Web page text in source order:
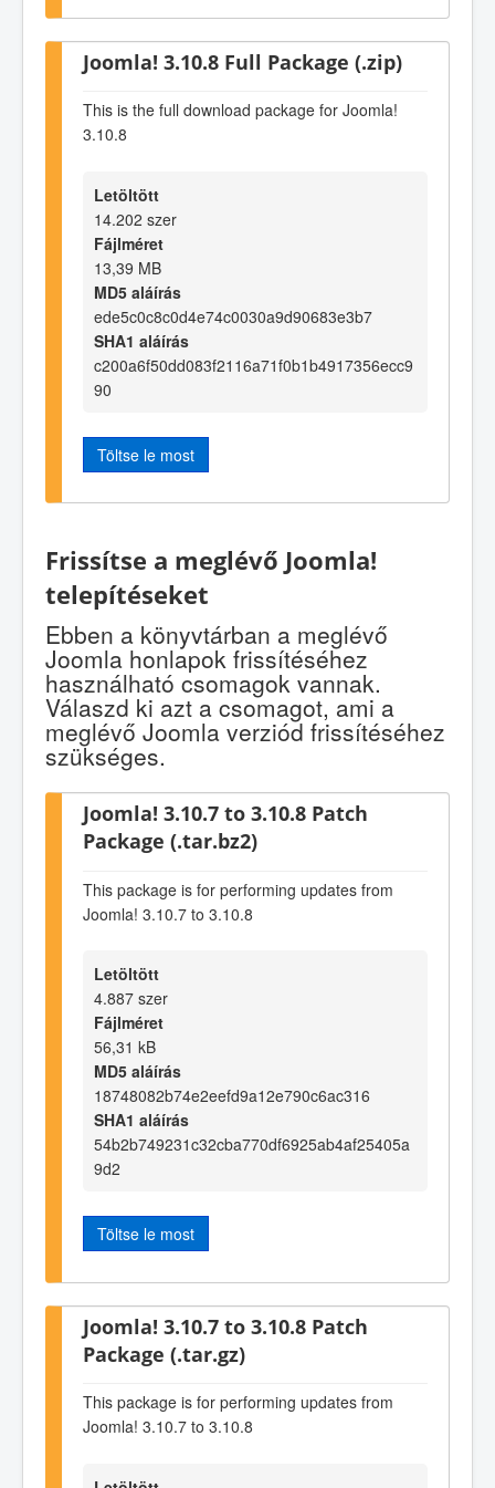
Joomla! 3.10.8 Full Package (.zip)
This is the full download package for Joomla!
3.10.8
Letöltött
14.202 szer
Fájlméret
13,39 MB
MD5 aláírás
ede5c0c8c0d4e74c0030a9d90683e3b7
SHA1 aláírás
c200a6f50dd083f2116a71f0b1b4917356ecc9
90
Töltse le most
Frissítse a meglévő Joomla!
telepítéseket
Ebben a könyvtárban a meglévő
Joomla honlapok frissítéséhez
használható csomagok vannak.
Válaszd ki azt a csomagot, ami a
meglévő Joomla verziód frissítéséhez
szükséges.
Joomla! 3.10.7 to 3.10.8 Patch
Package (.tar.bz2)
This package is for performing updates from
Joomla! 3.10.7 to 3.10.8
Letöltött
4.887 szer
Fájlméret
56,31 kB
MD5 aláírás
18748082b74e2eefd9a12e790c6ac316
SHA1 aláírás
54b2b749231c32cba770df6925ab4af25405a
9d2
Töltse le most
Joomla! 3.10.7 to 3.10.8 Patch
Package (.tar.gz)
This package is for performing updates from
Joomla! 3.10.7 to 3.10.8